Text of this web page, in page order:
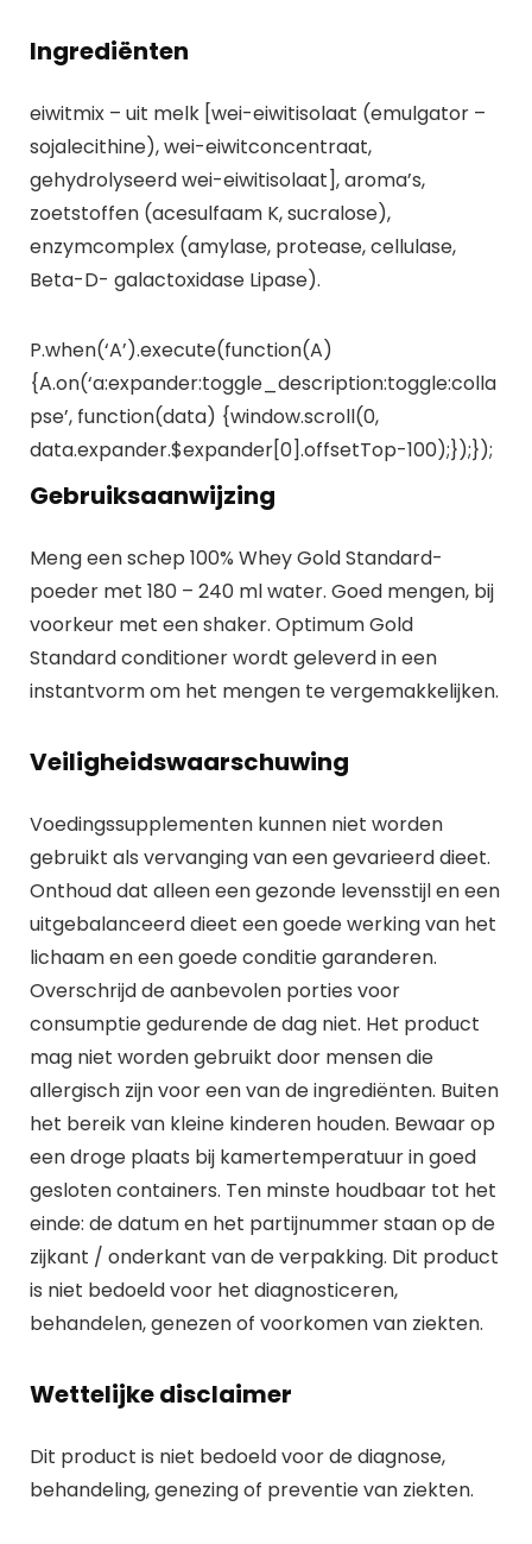
Ingrediënten
eiwitmix – uit melk [wei-eiwitisolaat (emulgator –
sojalecithine), wei-eiwitconcentraat,
gehydrolyseerd wei-eiwitisolaat], aroma’s,
zoetstoffen (acesulfaam K, sucralose),
enzymcomplex (amylase, protease, cellulase,
Beta-D- galactoxidase Lipase).
P.when(‘A’).execute(function(A)
{A.on(‘a:expander:toggle_description:toggle:colla
pse’, function(data) {window.scroll(0,
data.expander.$expander[0].offsetTop-100);});});
Gebruiksaanwijzing
Meng een schep 100% Whey Gold Standard-
poeder met 180 – 240 ml water. Goed mengen, bij
voorkeur met een shaker. Optimum Gold
Standard conditioner wordt geleverd in een
instantvorm om het mengen te vergemakkelijken.
Veiligheidswaarschuwing
Voedingssupplementen kunnen niet worden
gebruikt als vervanging van een gevarieerd dieet.
Onthoud dat alleen een gezonde levensstijl en een
uitgebalanceerd dieet een goede werking van het
lichaam en een goede conditie garanderen.
Overschrijd de aanbevolen porties voor
consumptie gedurende de dag niet. Het product
mag niet worden gebruikt door mensen die
allergisch zijn voor een van de ingrediënten. Buiten
het bereik van kleine kinderen houden. Bewaar op
een droge plaats bij kamertemperatuur in goed
gesloten containers. Ten minste houdbaar tot het
einde: de datum en het partijnummer staan op de
zijkant / onderkant van de verpakking. Dit product
is niet bedoeld voor het diagnosticeren,
behandelen, genezen of voorkomen van ziekten.
Wettelijke disclaimer
Dit product is niet bedoeld voor de diagnose,
behandeling, genezing of preventie van ziekten.